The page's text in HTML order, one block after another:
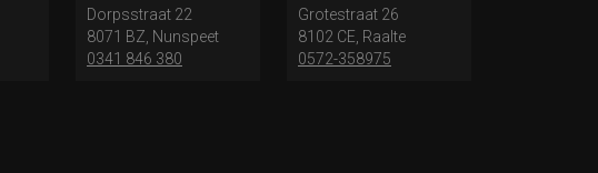
Dorpsstraat 22
8071 BZ, Nunspeet
0341 846 380
Grotestraat 26
8102 CE, Raalte
0572-358975